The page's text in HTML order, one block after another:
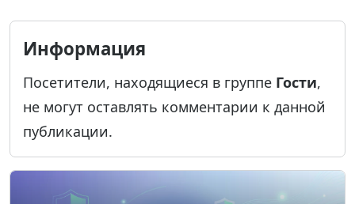
Информация
Посетители, находящиеся в группе Гости,
не могут оставлять комментарии к данной
публикации.